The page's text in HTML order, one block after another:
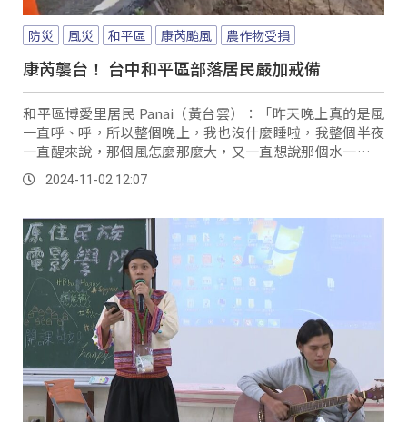
防災 風災 和平區 康芮颱風 農作物受損
康芮襲台！ 台中和平區部落居民嚴加戒備
和平區博愛里居民 Panai（黃台雲）：「昨天晚上真的是風
一直呼、呼，所以整個晚上，我也沒什麼睡啦，我整個半夜
一直醒來說，那個風怎麼那麼大，又一直想說那個水一直聽
到那個水聲啦，我們（松鶴）一溪的那個大甲溪的水，很大
聲。2024-11-02 12:07